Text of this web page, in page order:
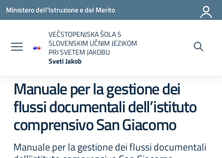
Vai ai contenuti
Vai al menu di navigazione
Vai al footer
Ministero dell'Istruzione e del Merito
VEČSTOPENJSKA ŠOLA S
SLOVENSKIM UČNIM JEZIKOM
PRI SVETEM JAKOBU
Sveti Jakob
Manuale per la gestione dei
flussi documentali dell’istituto
comprensivo San Giacomo
Manuale per la gestione dei flussi documentali